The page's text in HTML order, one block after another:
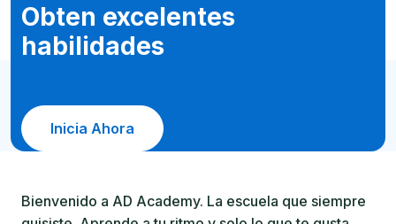
Obten excelentes
habilidades
Inicia Ahora
Bienvenido a AD Academy. La escuela que siempre